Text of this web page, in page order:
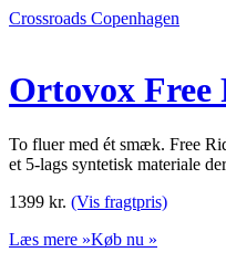
Crossroads Copenhagen
Ortovox Free
To fluer med ét smæk. Free
et 5-lags syntetisk materiale
1399 kr. (Vis fragtpris)
Læs mere »Køb nu »